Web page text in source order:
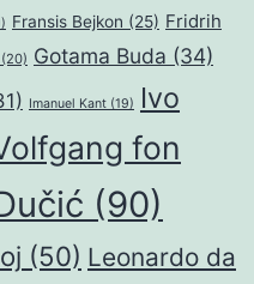
Fransis Bejkon (25) Fridrih
(20) Gotama Buda (34)
Imanuel Kant (19)
Ivo
fon
(90)
(50) Leonardo da